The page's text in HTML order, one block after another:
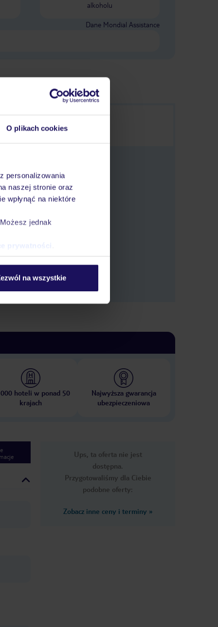
O plikach cookies
personalizowania
naszej stronie oraz
wpłynąć na niektóre
jednak
prywatności
na wszystkie
alkoholu
Dane Mondial Assistance
oferty.
hoteli w ponad 50
krajach
Najwyższa gwarancja
ubezpieczeniowa
Ups, ta oferta nie jest
dostępna.
Przygotowaliśmy dla Ciebie
podobne oferty:
Zobacz inne ceny i terminy »